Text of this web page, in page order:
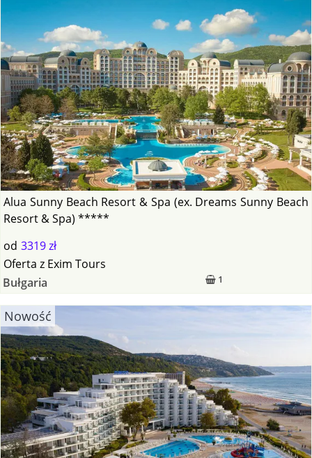
Alua Sunny Beach Resort & Spa (ex. Dreams Sunny Beach
Resort & Spa) *****
od 3319 zł
1
Oferta z Exim Tours
Bułgaria
Nowość